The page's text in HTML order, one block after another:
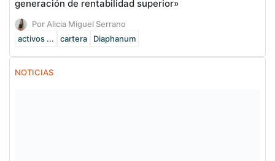
generación de rentabilidad superior»
Por Alicia Miguel Serrano
activos ...
cartera Diaphanum
NOTICIAS